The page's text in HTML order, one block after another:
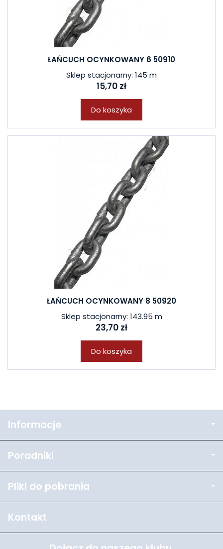
ŁAŃCUCH OCYNKOWANY 6 50910
Sklep stacjonarny: 145 m
15,70 zł
Do koszyka
ŁAŃCUCH OCYNKOWANY 8 50920
Sklep stacjonarny: 143.95 m
23,70 zł
Do koszyka
Informacje
Poradniki
Pliki do pobrania
Kontakt